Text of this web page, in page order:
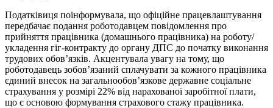
Податківиця поінформувала, що офіційне працевлаштування
передбачає подання роботодавцем повідомлення про
прийняття працівника (домашнього працівника) на роботу/
укладення гіг-контракту до органу ДПС до початку виконання
трудових обов’язків. Акцентувала увагу на тому, що
роботодавець зобов’язаний сплачувати за кожного працівника
єдиний внесок на загальнообов’язкове державне соціальне
страхування у розмірі 22% від нарахованої заробітної плати,
що є основою формування страхового стажу працівника.